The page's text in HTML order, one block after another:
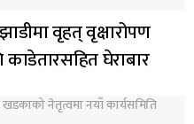
वृहत् वृक्षारोपण
घेराबार